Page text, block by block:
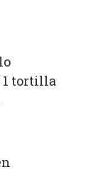
1 tortilla